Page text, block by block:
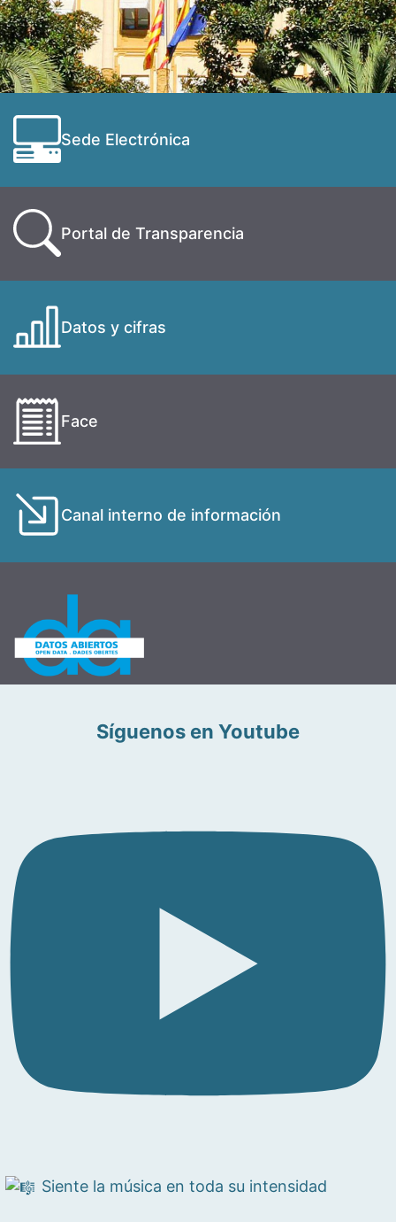
Sede Electrónica
Portal de Transparencia
Datos y cifras
Face
Canal interno de información
Síguenos en Youtube
Siente la música en toda su intensidad